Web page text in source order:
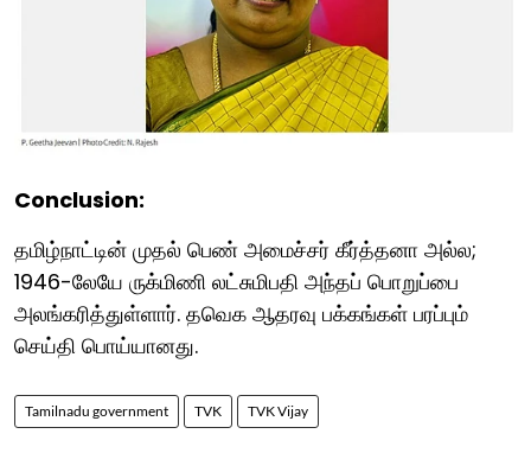
Conclusion:
தமிழ்நாட்டின் முதல் பெண் அமைச்சர் கீர்த்தனா அல்ல;
1946-லேயே ருக்மிணி லட்சுமிபதி அந்தப் பொறுப்பை
அலங்கரித்துள்ளார். தவெக ஆதரவு பக்கங்கள் பரப்பும்
செய்தி பொய்யானது.
Tamilnadu government TVK TVK Vijay